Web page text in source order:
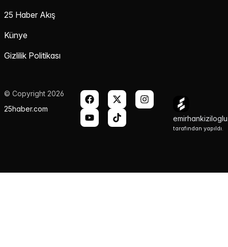
25 Haber Akış
Künye
Gizlilik Politikası
© Copyright 2026
25haber.com
tarafından yapıldı.